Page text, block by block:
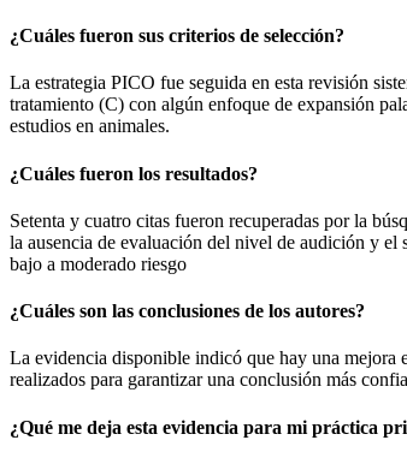
¿Cuáles fueron sus criterios de selección?
La estrategia PICO fue seguida en esta revisión
tratamiento (C) con algún enfoque de expansión
estudios en animales.
¿Cuáles fueron los resultados?
Setenta y cuatro citas fueron recuperadas por la
la ausencia de evaluación del nivel de audición y el
bajo a moderado riesgo
¿Cuáles son las conclusiones de los autores?
La evidencia disponible indicó que hay una mejora
realizados para garantizar una conclusión más
¿Qué me deja esta evidencia para mi práctica